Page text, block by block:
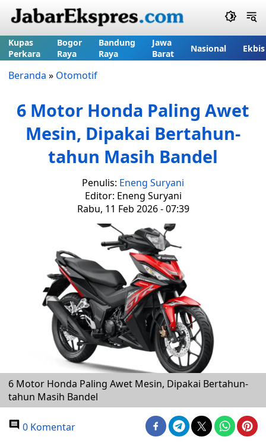
Kupas
Perkara
Bogor
Raya
Bandung
Raya
Jawa
Barat
Nasional Ekbis
Beranda » Otomotif
6 Motor Honda Paling Awet
Mesin, Dipakai Bertahun-
tahun Masih Bandel
Penulis: Eneng Suryani
Editor: Eneng Suryani
Rabu, 11 Feb 2026 - 07:39
6 Motor Honda Paling Awet Mesin, Dipakai Bertahun-
tahun Masih Bandel
0 Komentar